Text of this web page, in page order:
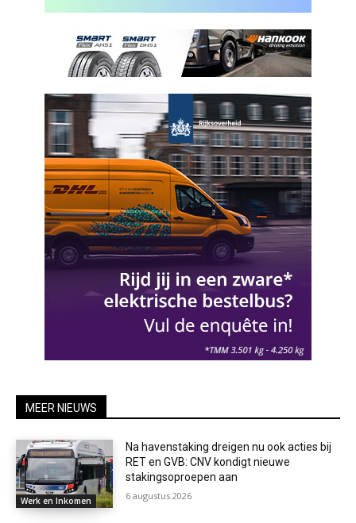
MEER NIEUWS
Werk en Inkomen
Na havenstaking dreigen nu ook acties bij
RET en GVB: CNV kondigt nieuwe
stakingsoproepen aan
6 augustus 2026